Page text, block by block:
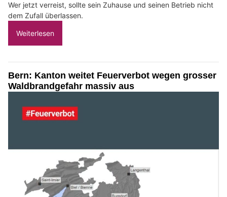
Wer jetzt verreist, sollte sein Zuhause und seinen Betrieb nicht
dem Zufall überlassen.
Weiterlesen
Bern: Kanton weitet Feuerverbot wegen grosser
Waldbrandgefahr massiv aus